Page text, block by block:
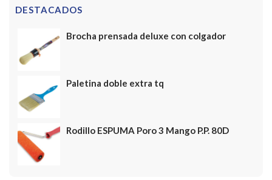
DESTACADOS
Brocha prensada deluxe con colgador
Paletina doble extra tq
Rodillo ESPUMA Poro 3 Mango P.P. 80D